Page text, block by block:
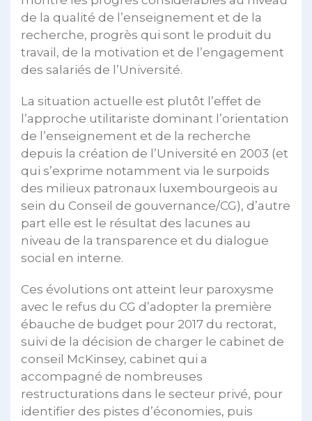
de la qualité de l’enseignement et de la
recherche, progrès qui sont le produit du
travail, de la motivation et de l’engagement
des salariés de l’Université.
La situation actuelle est plutôt l’effet de
l’approche utilitariste dominant l’orientation
de l’enseignement et de la recherche
depuis la création de l’Université en 2003 (et
qui s’exprime notamment via le surpoids
des milieux patronaux luxembourgeois au
sein du Conseil de gouvernance/CG), d’autre
part elle est le résultat des lacunes au
niveau de la transparence et du dialogue
social en interne.
Ces évolutions ont atteint leur paroxysme
avec le refus du CG d’adopter la première
ébauche de budget pour 2017 du rectorat,
suivi de la décision de charger le cabinet de
conseil McKinsey, cabinet qui a
accompagné de nombreuses
restructurations dans le secteur privé, pour
identifier des pistes d’économies, puis